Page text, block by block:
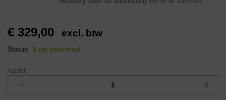
€ 329,00 excl. btw
Status: 1 op voorraad
Aantal: